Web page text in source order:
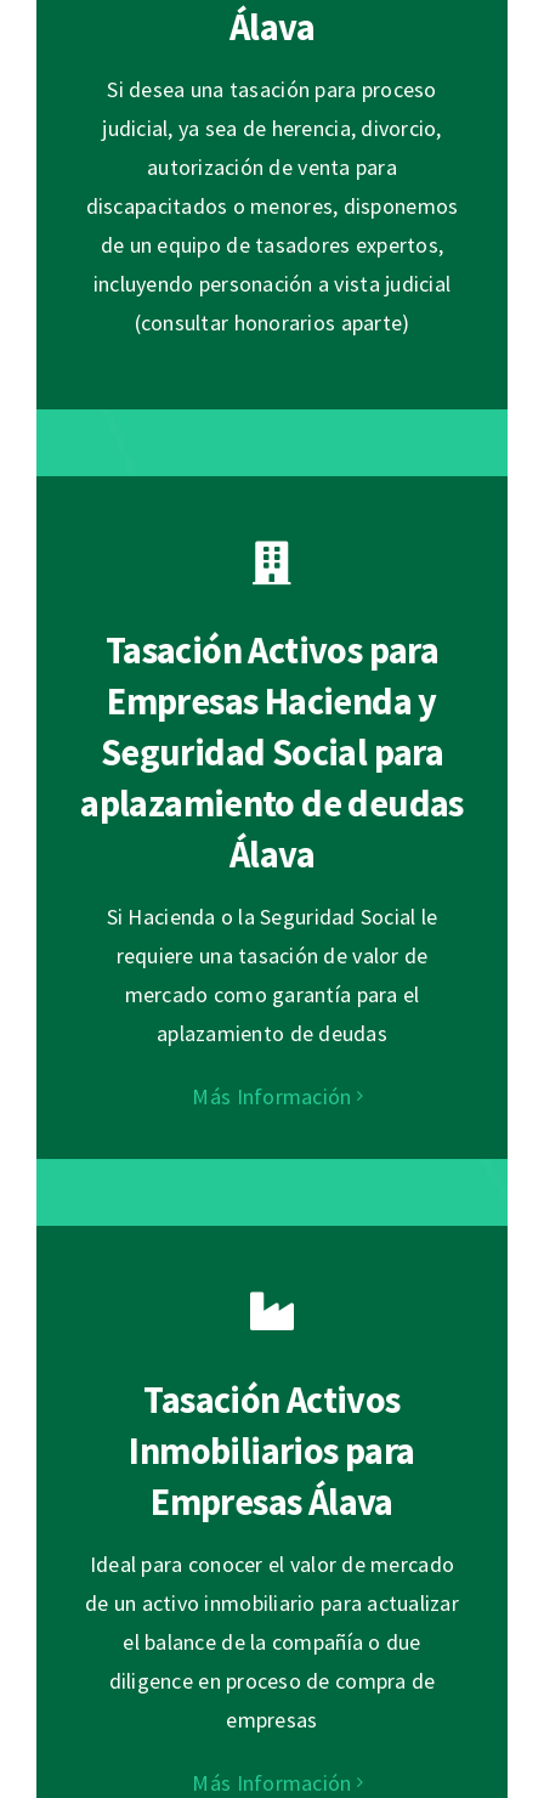
Álava
Si desea una tasación para proceso
judicial, ya sea de herencia, divorcio,
autorización de venta para
discapacitados o menores, disponemos
de un equipo de tasadores expertos,
incluyendo personación a vista judicial
(consultar honorarios aparte)
Tasación Activos para
Empresas Hacienda y
Seguridad Social para
aplazamiento de deudas
Álava
Si Hacienda o la Seguridad Social le
requiere una tasación de valor de
mercado como garantía para el
aplazamiento de deudas
Más Información
Tasación Activos
Inmobiliarios para
Empresas Álava
Ideal para conocer el valor de mercado
de un activo inmobiliario para actualizar
el balance de la compañía o due
diligence en proceso de compra de
empresas
Más Información